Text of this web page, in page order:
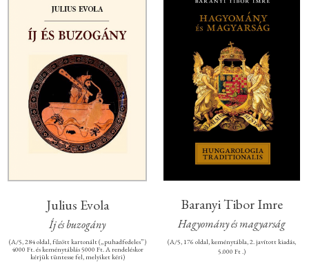
Julius Evola
Íj és buzogány
(A/5, 284 oldal, fűzött kartonált („puhadfedeles”)
4000 Ft. és keménytáblás 5000 Ft. A rendeléskor
kérjük tüntesse fel, melyiket kéri)
Baranyi Tibor Imre
Hagyomány és magyarság
(A/5, 176 oldal, keménytábla, 2. javított kiadás,
5.000 Ft .)